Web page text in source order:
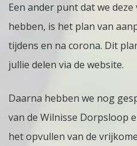
Een ander punt dat we
hebben, is het plan van
tijdens en na corona. Dit
jullie delen via de website.
Daarna hebben we nog
van de Wilnisse Dorpsloop
het opvullen van de